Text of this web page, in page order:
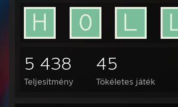
5 438
Teljesítmény
45
Tökéletes játék